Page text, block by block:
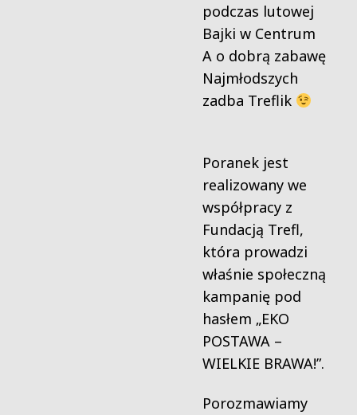
podczas lutowej
Bajki w Centrum
A o dobrą zabawę
Najmłodszych
zadba Treflik
Poranek jest
realizowany we
współpracy z
Fundacją Trefl,
która prowadzi
właśnie społeczną
kampanię pod
hasłem „EKO
POSTAWA –
WIELKIE BRAWA!”.
Porozmawiamy